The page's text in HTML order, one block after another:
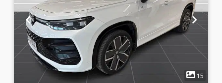
1
15